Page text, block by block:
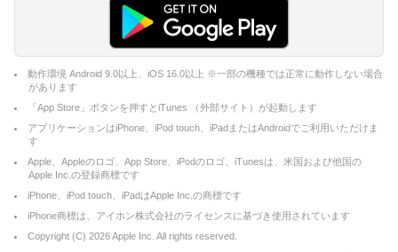
動作環境 Android 9.0以上、iOS 16.0以上 ※一部の機種では正常に動作しない場合
があります
「App Store」ボタンを押すとiTunes （外部サイト）が起動します
アプリケーションはiPhone、iPod touch、iPadまたはAndroidでご利用いただけま
す
Apple、Appleのロゴ、App Store、iPodのロゴ、iTunesは、米国および他国の
Apple Inc.の登録商標です
iPhone、iPod touch、iPadはApple Inc.の商標です
iPhone商標は、アイホン株式会社のライセンスに基づき使用されています
Copyright (C) 2026Apple Inc. All rights reserved.